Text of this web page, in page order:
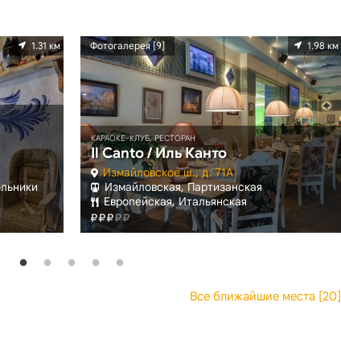
1.31 км Фотогалерея [9] 1.98 км
КАРАОКЕ-КЛУБ, РЕСТОРАН
Il Canto / Иль Канто
Измайловское ш., д. 71А
Измайловская, Партизанская
Европейская, Итальянская
Все ближайшие места [20]